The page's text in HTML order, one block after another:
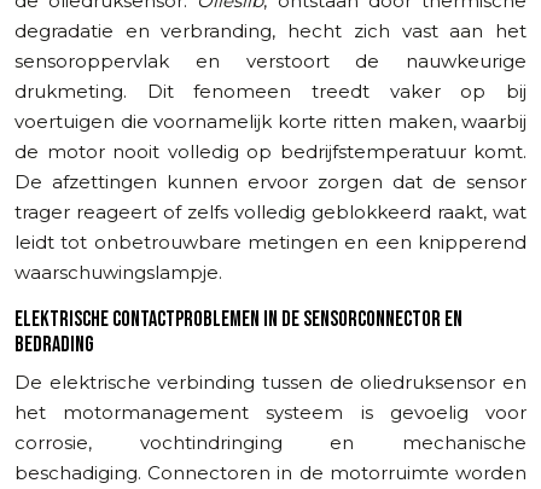
degradatie en verbranding, hecht zich vast aan het
sensoroppervlak en verstoort de nauwkeurige
drukmeting. Dit fenomeen treedt vaker op bij
voertuigen die voornamelijk korte ritten maken, waarbij
de motor nooit volledig op bedrijfstemperatuur komt.
De afzettingen kunnen ervoor zorgen dat de sensor
trager reageert of zelfs volledig geblokkeerd raakt, wat
leidt tot onbetrouwbare metingen en een knipperend
waarschuwingslampje.
ELEKTRISCHE CONTACTPROBLEMEN IN DE SENSORCONNECTOR EN
BEDRADING
De elektrische verbinding tussen de oliedruksensor en
het motormanagement systeem is gevoelig voor
corrosie, vochtindringing en mechanische
beschadiging. Connectoren in de motorruimte worden